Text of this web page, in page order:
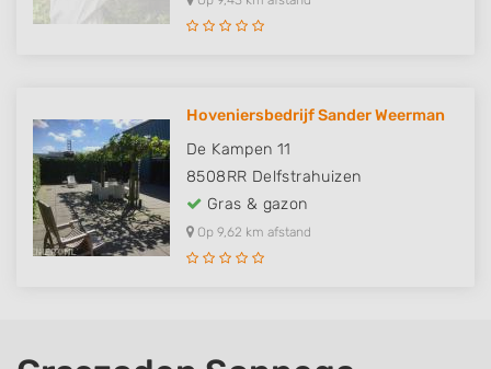
Hoveniersbedrijf Sander Weerman
De Kampen 11
8508RR Delfstrahuizen
Gras & gazon
Op 9,62 km afstand